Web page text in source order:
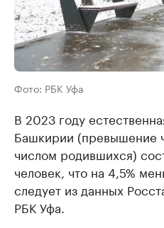
Фото: РБК Уфа
В 2023 году
Башкирии (превышение
числом родившихся)
человек, что на 4,5%
следует из данных
РБК Уфа.